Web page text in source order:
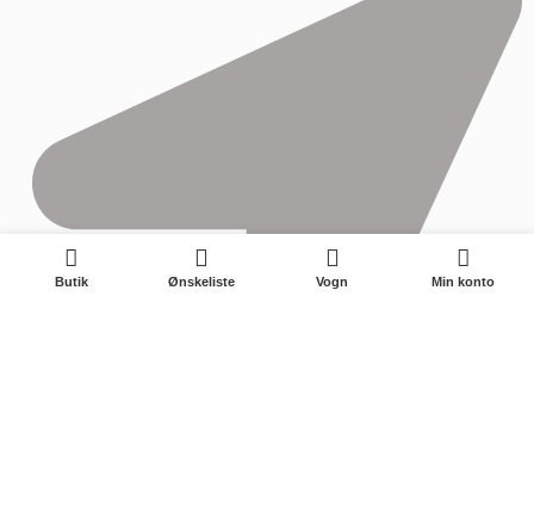
Butik Ønskeliste Vogn Min konto